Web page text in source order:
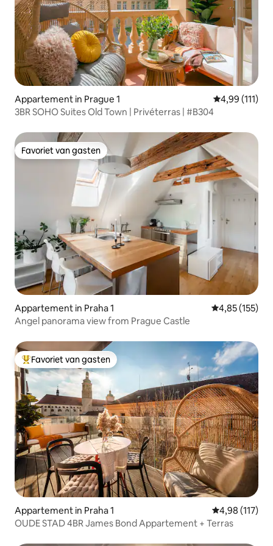
Appartement in Prague 1 Gemiddelde
4,99 (111)
3BR SOHO Suites Old Town | Privéterras | #B304
Favoriet van gasten
Favoriet van gasten
Appartement in Praha 1 Gemiddelde
4,85 (155)
Angel panorama view from Prague Castle
Topfavoriet van gasten
Favoriet van gasten
Appartement in Praha 1 Gemiddelde
4,98 (117)
OUDE STAD 4BR James Bond Appartement + Terras